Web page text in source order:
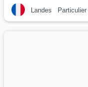
Landes Particulier